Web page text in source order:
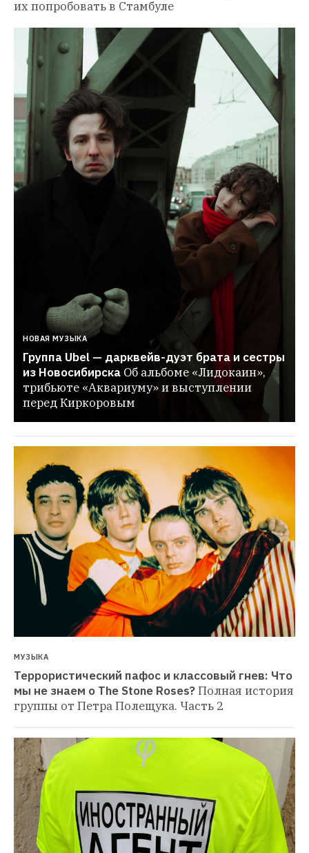
их попробовать в Стамбуле
НОВАЯ МУЗЫКА
Группа Ubel — дарквейв-дуэт брата и сестры
из Новосибирска Об альбоме «Лидокаин»,
трибьюте «Аквариуму» и выступлении
перед Киркоровым
МУЗЫКА
Террористический пафос и классовый гнев: Что
мы не знаем о The Stone Roses?Полная история
группы от Петра Полещука. Часть 2